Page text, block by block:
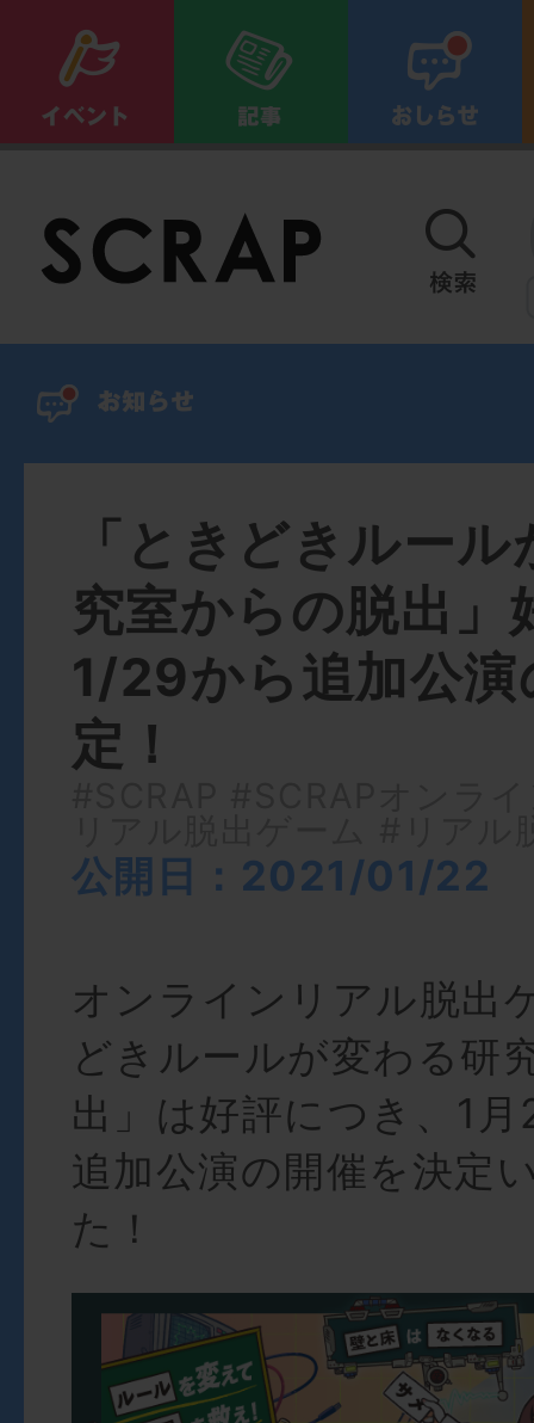
「ときどきルー
究室からの脱出」
1/29から追加公演
定！
公開日：2021/01/22
オンラインリアル脱出
どきルールが変わる研
出」は好評につき、1
追加公演の開催を決定
た！